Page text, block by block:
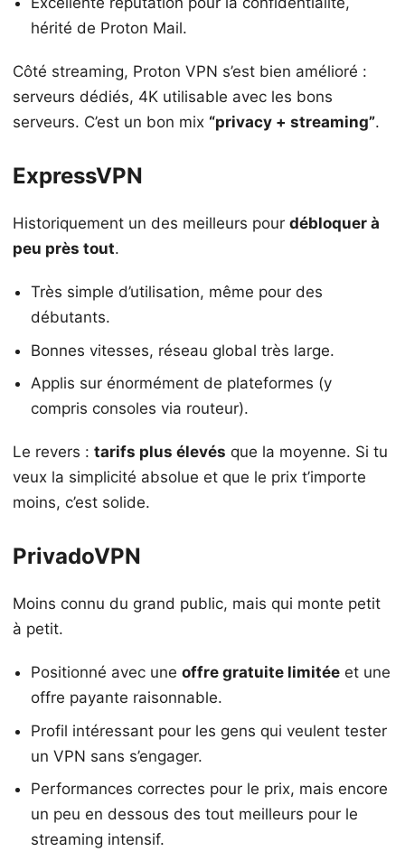
hérité de Proton Mail.
Côté streaming, Proton VPN s’est bien amélioré :
serveurs dédiés, 4K utilisable avec les bons
serveurs. C’est un bon mix “privacy + streaming”.
ExpressVPN
Historiquement un des meilleurs pour débloquer à
peu près tout.
Très simple d’utilisation, même pour des
débutants.
Bonnes vitesses, réseau global très large.
Applis sur énormément de plateformes (y
compris consoles via routeur).
Le revers : tarifs plus élevés que la moyenne. Si tu
veux la simplicité absolue et que le prix t’importe
moins, c’est solide.
PrivadoVPN
Moins connu du grand public, mais qui monte petit
à petit.
Positionné avec une offre gratuite limitée et une
offre payante raisonnable.
Profil intéressant pour les gens qui veulent tester
un VPN sans s’engager.
Performances correctes pour le prix, mais encore
un peu en dessous des tout meilleurs pour le
streaming intensif.